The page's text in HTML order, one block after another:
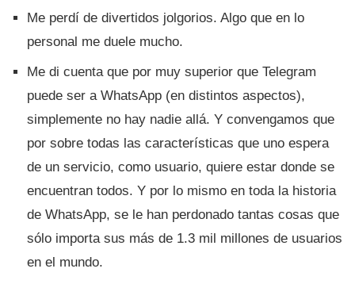
Me perdí­ de divertidos jolgorios. Algo que en lo
personal me duele mucho.
Me di cuenta que por muy superior que Telegram
puede ser a WhatsApp (en distintos aspectos),
simplemente no hay nadie allá. Y convengamos que
por sobre todas las caracterí­sticas que uno espera
de un servicio, como usuario, quiere estar donde se
encuentran todos. Y por lo mismo en toda la historia
de WhatsApp, se le han perdonado tantas cosas que
sólo importa sus más de 1.3 mil millones de usuarios
en el mundo.